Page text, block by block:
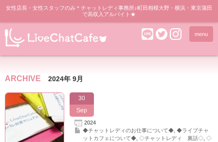
女性店長・女性スタッフのみ＊チャットレディ事務所♪町田相模大野・横浜・東京蒲田
で高収入アルバイト★
menu
ARCHIVE 2024年 9月
30
Sep
2024
◆チャットレディのお仕事について◆, ◆ライブチャ
ットカフェについて◆, ◇チャットレディ 裏話◇, ◇